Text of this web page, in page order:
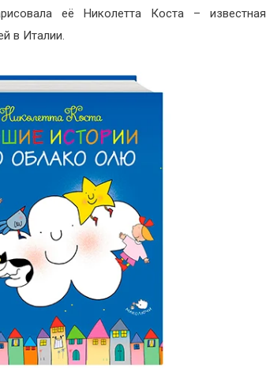
её Николетта Коста – известная
в Италии.